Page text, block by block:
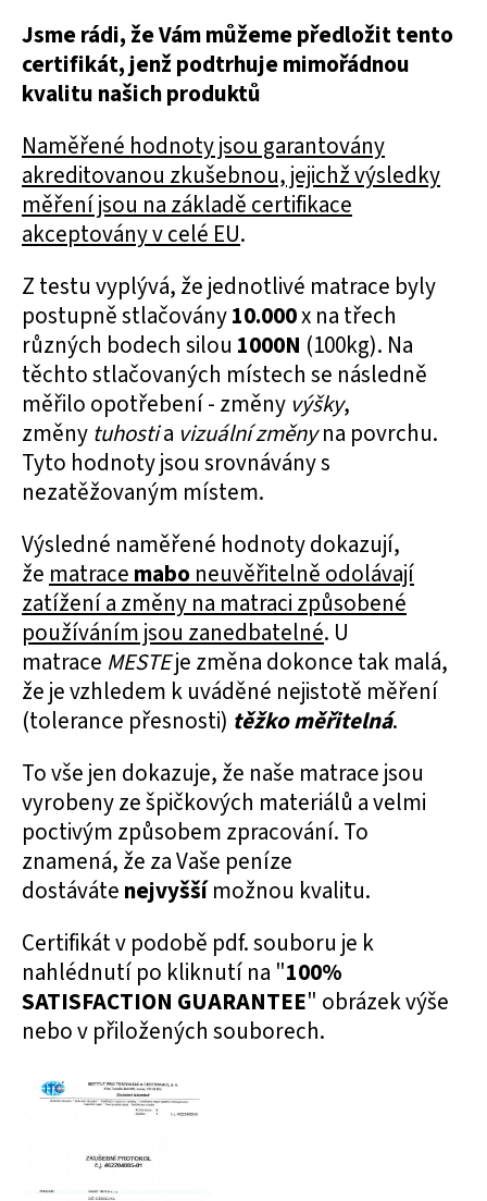
Jsme rádi, že Vám můžeme předložit tento
certifikát, jenž podtrhuje mimořádnou
kvalitu našich produktů
Naměřené hodnoty jsou garantovány
akreditovanou zkušebnou, jejichž výsledky
měření jsou na základě certifikace
akceptovány v celé EU.
Z testu vyplývá, že jednotlivé matrace byly
postupně stlačovány10.000x na třech
různých bodech silou 1000N (100kg). Na
těchto stlačovaných místech se následně
měřilo opotřebení - změny výšky,
změny tuhostia vizuální změny na povrchu.
Tyto hodnoty jsou srovnávány s
nezatěžovaným místem.
Výsledné naměřené hodnoty dokazují,
že matrace mabo neuvěřitelně odolávají
zatížení a změny na matraci způsobené
používáním jsou zanedbatelné. U
matrace MESTEje změna dokonce tak malá,
že je vzhledem k uváděné nejistotě měření
(tolerance přesnosti) těžko měřitelná.
To vše jen dokazuje, že naše matrace jsou
vyrobeny ze špičkových materiálů a velmi
poctivým způsobem zpracování. To
znamená, že za Vaše peníze
dostáváte nejvyšší možnou kvalitu.
Certifikát v podobě pdf. souboru je k
nahlédnutí po kliknutí na "100%
SATISFACTION GUARANTEE" obrázek výše
nebo v přiložených souborech.